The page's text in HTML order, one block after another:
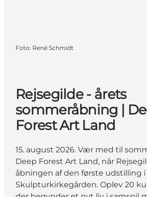
Foto: René Schmidt
Rejsegilde - årets
sommeråbning |
Forest Art Land
15. august 2026. Vær med til
Deep Forest Art Land, når
åbningen af den første udstilling i
Skulpturkirkegården. Oplev 20